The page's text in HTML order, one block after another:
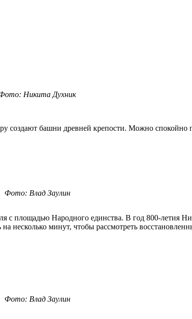
Никита Духник
башни древней крепости. Можно спокойно
Фото: Влад Заулин
площадью Народного единства. В год 800-летия
несколько минут, чтобы рассмотреть
Фото: Влад Заулин